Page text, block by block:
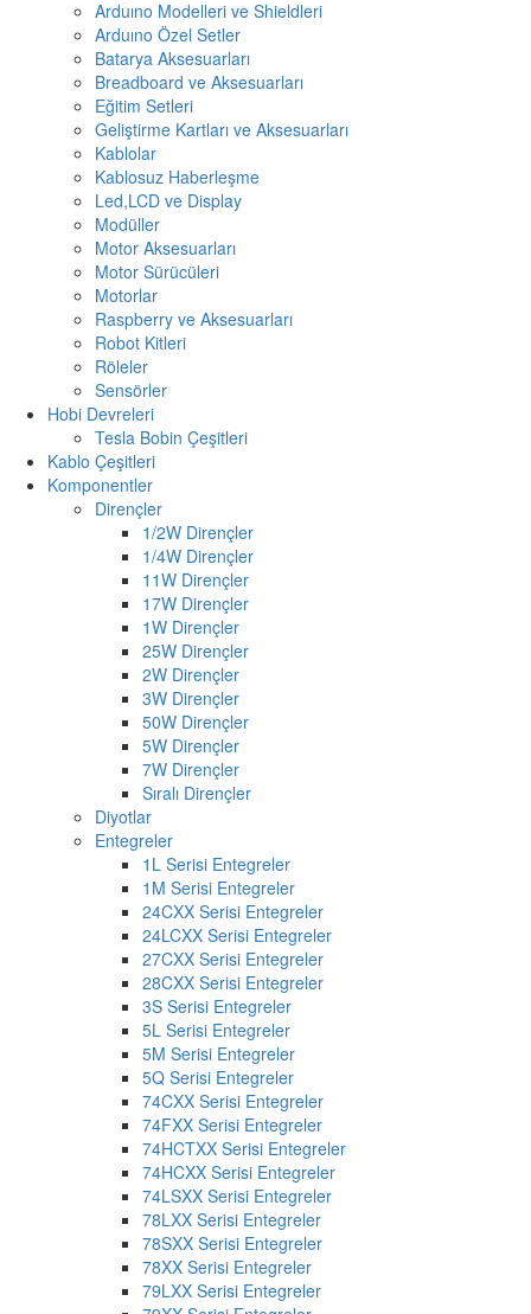
Arduıno Modelleri ve Shieldleri
Arduıno Özel Setler
Batarya Aksesuarları
Breadboard ve Aksesuarları
Eğitim Setleri
Geliştirme Kartları ve Aksesuarları
Kablolar
Kablosuz Haberleşme
Led,LCD ve Display
Modüller
Motor Aksesuarları
Motor Sürücüleri
Motorlar
Raspberry ve Aksesuarları
Robot Kitleri
Röleler
Sensörler
Hobi Devreleri
Tesla Bobin Çeşitleri
Kablo Çeşitleri
Komponentler
Dirençler
1/2W Dirençler
1/4W Dirençler
11W Dirençler
17W Dirençler
1W Dirençler
25W Dirençler
2W Dirençler
3W Dirençler
50W Dirençler
5W Dirençler
7W Dirençler
Sıralı Dirençler
Diyotlar
Entegreler
1L Serisi Entegreler
1M Serisi Entegreler
24CXX Serisi Entegreler
24LCXX Serisi Entegreler
27CXX Serisi Entegreler
28CXX Serisi Entegreler
3S Serisi Entegreler
5L Serisi Entegreler
5M Serisi Entegreler
5Q Serisi Entegreler
74CXX Serisi Entegreler
74FXX Serisi Entegreler
74HCTXX Serisi Entegreler
74HCXX Serisi Entegreler
74LSXX Serisi Entegreler
78LXX Serisi Entegreler
78SXX Serisi Entegreler
78XX Serisi Entegreler
79LXX Serisi Entegreler